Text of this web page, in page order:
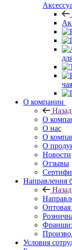
О компании
Назад
О
О нас
О
О
Новости
Отзывы
Направления
Назад
Оптовая
Условия